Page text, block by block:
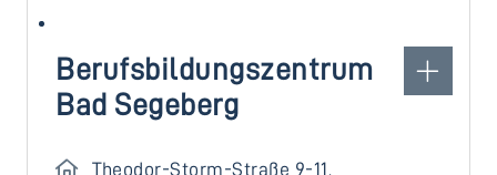
Berufsbildungszentrum
Bad Segeberg
Theodor-Storm-Straße 9-11,